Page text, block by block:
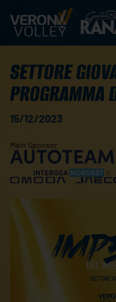
SETTORE
PROGRAMMA
15/12/2023
Main Sponsor